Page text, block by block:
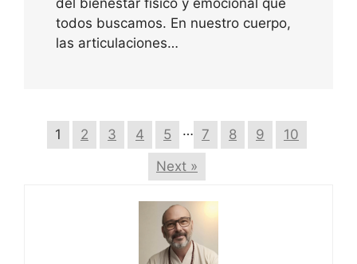
todos buscamos. En nuestro cuerpo,
las articulaciones…
1 2 3 4 5 … 7 8 9
10
Next »